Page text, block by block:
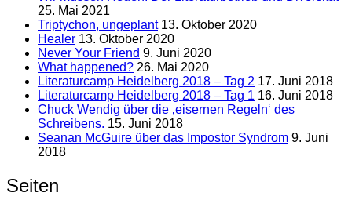
25. Mai 2021
Triptychon, ungeplant 13. Oktober 2020
Healer 13. Oktober 2020
Never Your Friend 9. Juni 2020
What happened? 26. Mai 2020
Literaturcamp Heidelberg 2018 – Tag 2 17. Juni 2018
Literaturcamp Heidelberg 2018 – Tag 1 16. Juni 2018
Chuck Wendig über die ‚eisernen Regeln‘ des
Schreibens. 15. Juni 2018
Seanan McGuire über das Impostor Syndrom 9. Juni
2018
Seiten